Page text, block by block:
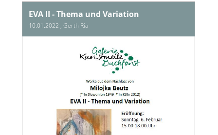
EVA II - Thema und Variation
10.01.2022 , Gerth Ria